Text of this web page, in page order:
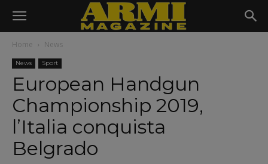
Home News
News Sport
European Handgun
Championship 2019,
l’Italia conquista
Belgrado